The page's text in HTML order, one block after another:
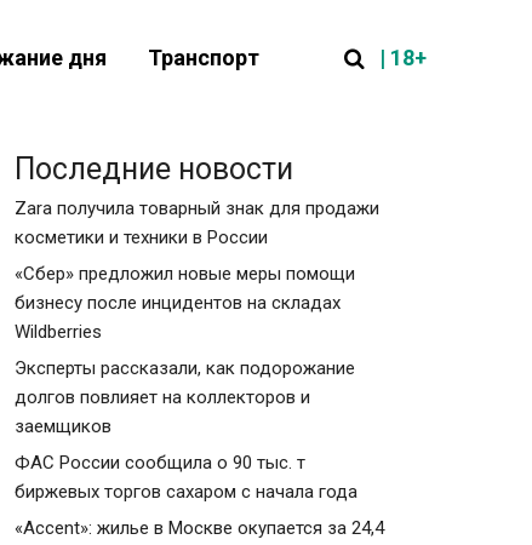
дня Транспорт | 18+
Последние новости
Zara получила товарный знак для продажи
косметики и техники в России
«Сбер» предложил новые меры помощи
бизнесу после инцидентов на складах
Wildberries
Эксперты рассказали, как подорожание
долгов повлияет на коллекторов и
заемщиков
ФАС России сообщила о 90 тыс. т
биржевых торгов сахаром с начала года
«Accent»: жилье в Москве окупается за 24,4